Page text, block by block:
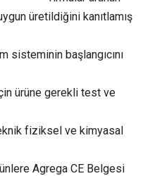
üretildiğini kanıtlamış
sisteminin başlangıcını
ürüne gerekli test ve
fiziksel ve kimyasal
Agrega CE Belgesi